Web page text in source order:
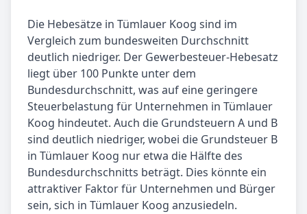
Die Hebesätze in Tümlauer Koog sind im
Vergleich zum bundesweiten Durchschnitt
deutlich niedriger. Der Gewerbesteuer-Hebesatz
liegt über 100 Punkte unter dem
Bundesdurchschnitt, was auf eine geringere
Steuerbelastung für Unternehmen in Tümlauer
Koog hindeutet. Auch die Grundsteuern A und B
sind deutlich niedriger, wobei die Grundsteuer B
in Tümlauer Koog nur etwa die Hälfte des
Bundesdurchschnitts beträgt. Dies könnte ein
attraktiver Faktor für Unternehmen und Bürger
sein, sich in Tümlauer Koog anzusiedeln.